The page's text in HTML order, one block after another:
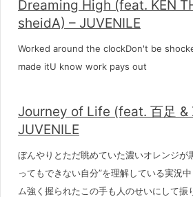
Dreaming High (feat. KEN
sheidA) – JUVENILE
Worked around the clockDon't be
made itU know work pays out
Journey of Life (feat. 百足 &
JUVENILE
ぼんやりとただ眺めていた濃いオレンジが
ってもできない自分”を理解している実況
ム強く握られたこの手も人のせいにして振